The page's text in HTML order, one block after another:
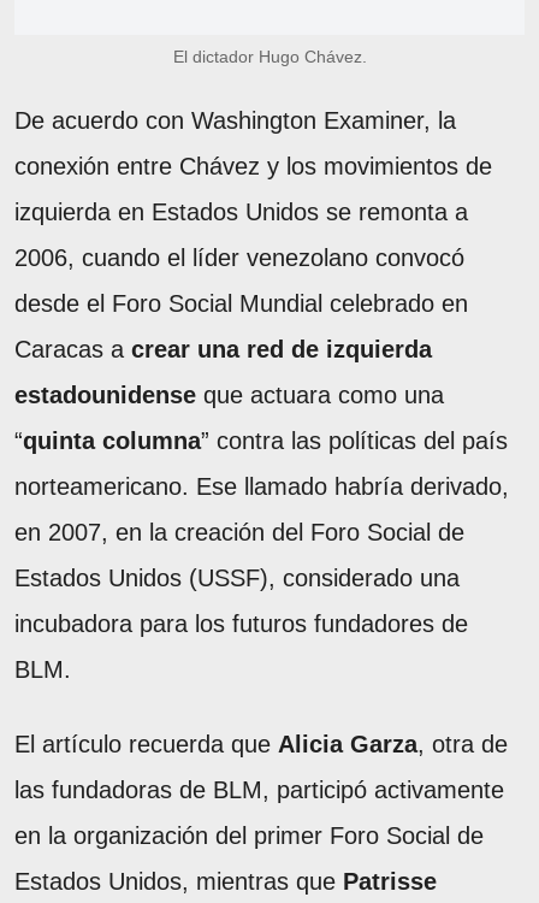
El dictador Hugo Chávez.
De acuerdo con Washington Examiner, la
conexión entre Chávez y los movimientos de
izquierda en Estados Unidos se remonta a
2006, cuando el líder venezolano convocó
desde el Foro Social Mundial celebrado en
Caracas a crear una red de izquierda
estadounidense que actuara como una
“quinta columna” contra las políticas del país
norteamericano. Ese llamado habría derivado,
en 2007, en la creación del Foro Social de
Estados Unidos (USSF), considerado una
incubadora para los futuros fundadores de
BLM.
El artículo recuerda que Alicia Garza, otra de
las fundadoras de BLM, participó activamente
en la organización del primer Foro Social de
Estados Unidos, mientras que Patrisse